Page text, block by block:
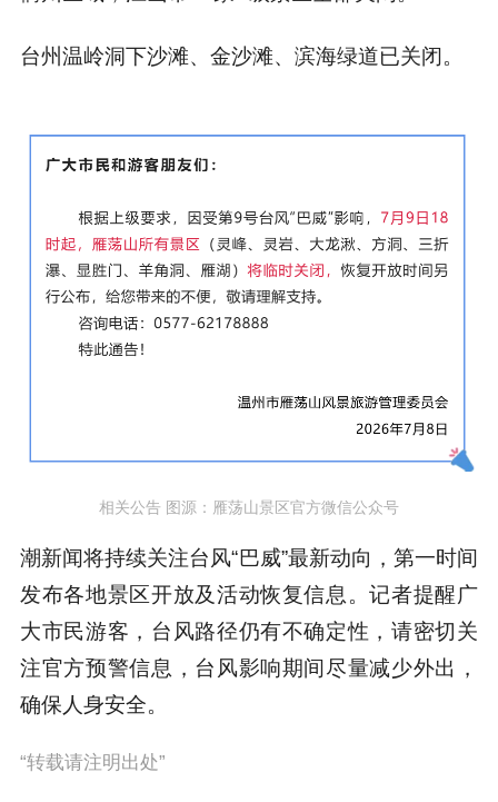
台州温岭洞下沙滩、金沙滩、滨海绿道已关闭。
相关公告 图源：雁荡山景区官方微信公众号
潮新闻将持续关注台风“巴威”最新动向，第一时间
发布各地景区开放及活动恢复信息。记者提醒广
大市民游客，台风路径仍有不确定性，请密切关
注官方预警信息，台风影响期间尽量减少外出，
确保人身安全。
“转载请注明出处”